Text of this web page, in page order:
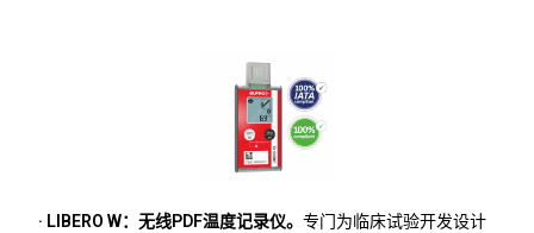
· LIBERO W：无线PDF温度记录仪。专门为临床试验开发设计